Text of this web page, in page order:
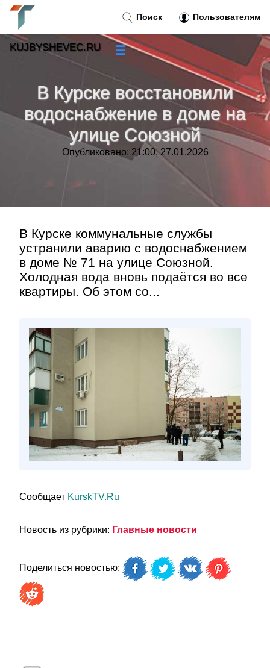
В Курске восстановили
водоснабжение в доме на
улице Союзной
Опубликовано: 21:00, 27.01.2026
В Курске коммунальные службы
устранили аварию с водоснабжением
в доме № 71 на улице Союзной.
Холодная вода вновь подаётся во все
квартиры. Об этом со...
Сообщает KurskTV.Ru
Новость из рубрики: Главные новости
Поделиться новостью:
Поиск Пользователям
KUJBYSHEVEC.RU ☰
Новости»
Тренды новостей»
Рубрики»
Контакт»